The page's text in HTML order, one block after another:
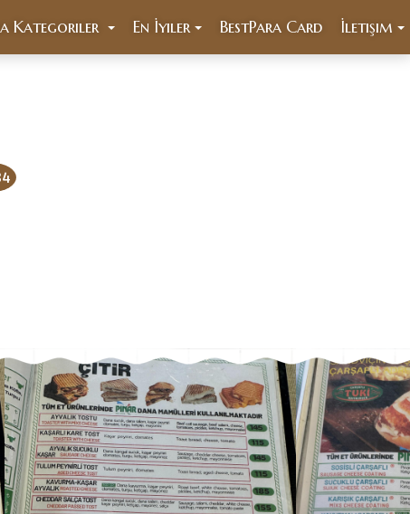
Kategoriler En İyiler BestPara Card İletişim